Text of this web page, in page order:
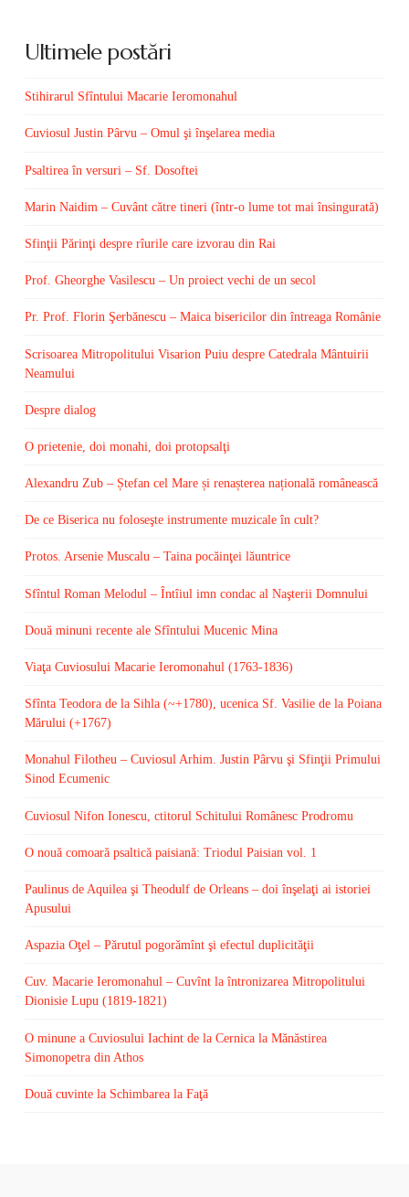
Ultimele postări
Stihirarul Sfîntului Macarie Ieromonahul
Cuviosul Justin Pârvu – Omul şi înşelarea media
Psaltirea în versuri – Sf. Dosoftei
Marin Naidim – Cuvânt către tineri (într-o lume tot mai însingurată)
Sfinţii Părinţi despre rîurile care izvorau din Rai
Prof. Gheorghe Vasilescu – Un proiect vechi de un secol
Pr. Prof. Florin Şerbănescu – Maica bisericilor din întreaga Românie
Scrisoarea Mitropolitului Visarion Puiu despre Catedrala Mântuirii
Neamului
Despre dialog
O prietenie, doi monahi, doi protopsalţi
Alexandru Zub – Ștefan cel Mare și renașterea națională românească
De ce Biserica nu foloseşte instrumente muzicale în cult?
Protos. Arsenie Muscalu – Taina pocăinţei lăuntrice
Sfîntul Roman Melodul – Întîiul imn condac al Naşterii Domnului
Două minuni recente ale Sfîntului Mucenic Mina
Viaţa Cuviosului Macarie Ieromonahul (1763-1836)
Sfînta Teodora de la Sihla (~+1780), ucenica Sf. Vasilie de la Poiana
Mărului (+1767)
Monahul Filotheu – Cuviosul Arhim. Justin Pârvu şi Sfinţii Primului
Sinod Ecumenic
Cuviosul Nifon Ionescu, ctitorul Schitului Românesc Prodromu
O nouă comoară psaltică paisiană: Triodul Paisian vol. 1
Paulinus de Aquilea şi Theodulf de Orleans – doi înşelaţi ai istoriei
Apusului
Aspazia Oţel – Părutul pogorămînt şi efectul duplicităţii
Cuv. Macarie Ieromonahul – Cuvînt la întronizarea Mitropolitului
Dionisie Lupu (1819-1821)
O minune a Cuviosului Iachint de la Cernica la Mănăstirea
Simonopetra din Athos
Două cuvinte la Schimbarea la Faţă